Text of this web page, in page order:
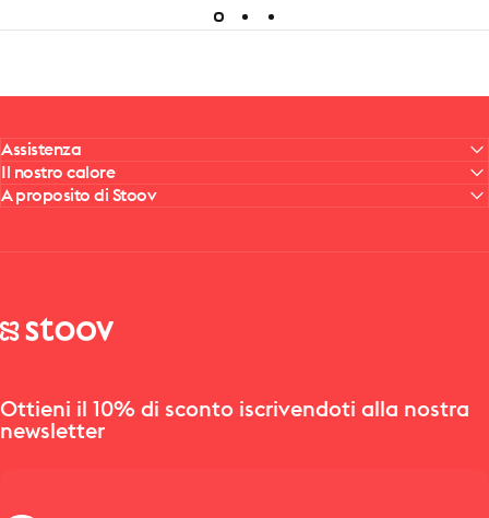
Assistenza
Il nostro calore
A proposito di Stoov
Stoov® | Cordless Heated Cushions & Blankets
Ottieni il 10% di sconto iscrivendoti alla nostra
newsletter